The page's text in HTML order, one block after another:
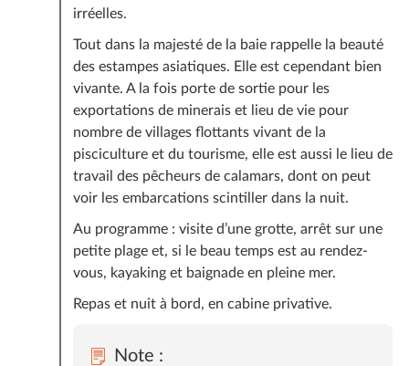
irréelles.
Tout dans la majesté de la baie rappelle la beauté
des estampes asiatiques. Elle est cependant bien
vivante. A la fois porte de sortie pour les
exportations de minerais et lieu de vie pour
nombre de villages flottants vivant de la
pisciculture et du tourisme, elle est aussi le lieu de
travail des pêcheurs de calamars, dont on peut
voir les embarcations scintiller dans la nuit.
Au programme : visite d’une grotte, arrêt sur une
petite plage et, si le beau temps est au rendez-
vous, kayaking et baignade en pleine mer.
Repas et nuit à bord, en cabine privative.
Note :